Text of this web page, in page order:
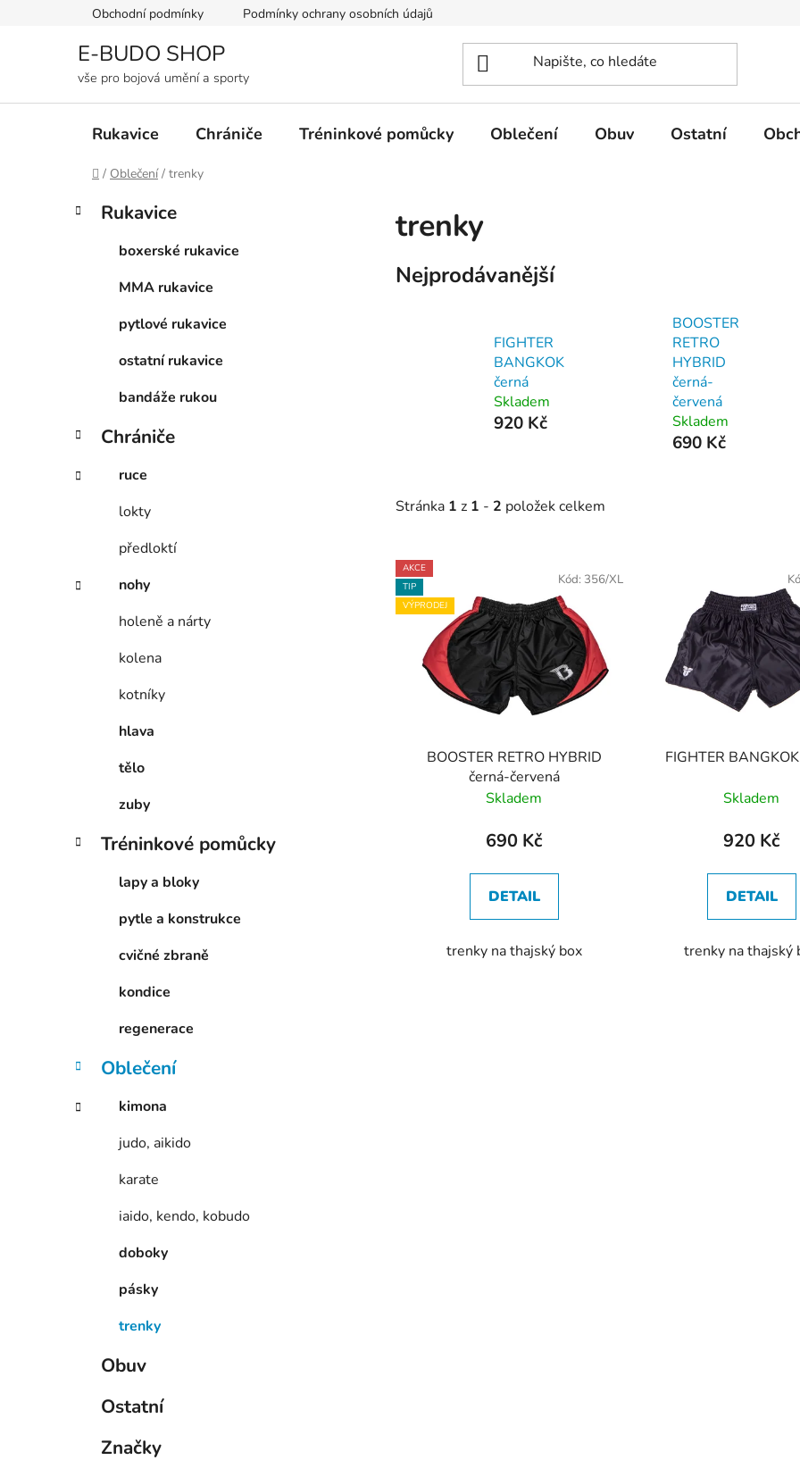
Obchodní podmínky Podmínky ochrany osobních údajů
E-BUDO SHOP
vše pro bojová umění a sporty
Rukavice Chrániče Tréninkové pomůcky Oblečení Obuv Ostatní
Domů
/ Oblečení / trenky
P
a
e
Přeskočit
kategorie
K
a
Rukavice
boxerské rukavice
MMA rukavice
pytlové rukavice
ostatní rukavice
bandáže rukou
Chrániče
ruce
lokty
předloktí
nohy
holeně a nárty
kolena
kotníky
hlava
tělo
zuby
Tréninkové pomůcky
lapy a bloky
pytle a konstrukce
cvičné zbraně
kondice
regenerace
Oblečení
kimona
judo, aikido
karate
iaido, kendo, kobudo
doboky
pásky
trenky
Obuv
Ostatní
Značky
trenky
Nejprodávanější
FIGHTER
BANGKOK
černá
Skladem
920 Kč
BOOSTER
RETRO
HYBRID
černá-
červená
Skladem
690 Kč
Stránka 1 z 1 - 2 položek celkem
V
ý
p
AKCE
TIP
VÝPRODEJ
BOOSTER RETRO HYBRID
černá-červená
Skladem
690 Kč
DETAIL
trenky na thajský box
Kód: 356/XL
FIGHTER
Skladem
920 Kč
DETAIL
trenky na thajský